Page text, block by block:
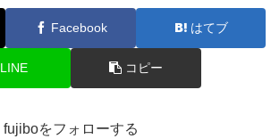
Facebook はてブ
LINE コピー
fujiboをフォローする